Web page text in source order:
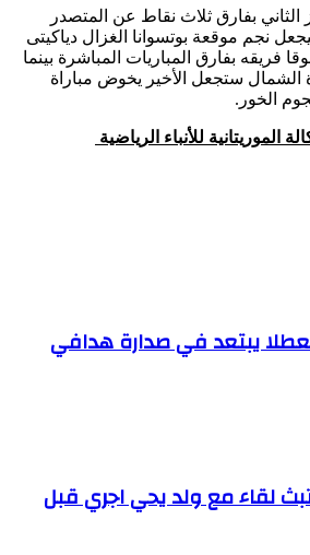
الثاني بفارق ثلاث نقاط عن المتصدر
نجم موقعة بوتسوانا الغزال دياكيتى
فريقه بفارق المباريات المباشرة بينما
الشمال ستجعل الأخير يخوض مباراة
الخور.
للأنباء الرياضية
يبتعد في صدارة هدافي
تبث لقاء مع ولد يحي اجري قبل